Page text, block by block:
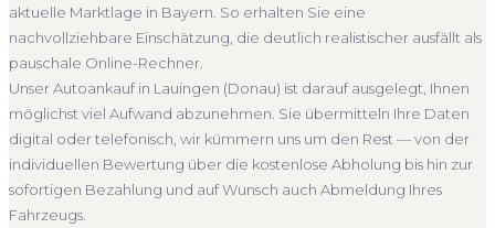
Seit 2010 4.800+ Ankäufe Komplettservice
aktuelle Marktlage in Bayern. So erhalten Sie eine
nachvollziehbare Einschätzung, die deutlich realistischer ausfällt als
pauschale Online-Rechner.
Unser Autoankauf in Lauingen (Donau) ist darauf ausgelegt, Ihnen
möglichst viel Aufwand abzunehmen. Sie übermitteln Ihre Daten
digital oder telefonisch, wir kümmern uns um den Rest — von der
individuellen Bewertung über die kostenlose Abholung bis hin zur
sofortigen Bezahlung und auf Wunsch auch Abmeldung Ihres
Fahrzeugs.